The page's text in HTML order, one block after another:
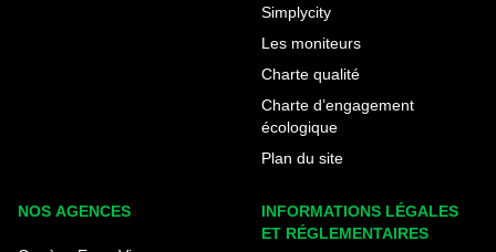
Simplycity
Les moniteurs
Charte qualité
Charte d’engagement
écologique
Plan du site
NOS AGENCES
INFORMATIONS LÉGALES
ET RÉGLEMENTAIRES